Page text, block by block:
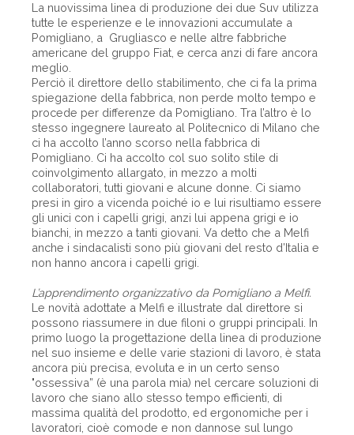
La nuovissima linea di produzione dei due Suv utilizza
tutte le esperienze e le innovazioni accumulate a
Pomigliano, a Grugliasco e nelle altre fabbriche
americane del gruppo Fiat, e cerca anzi di fare ancora
meglio.
Perciò il direttore dello stabilimento, che ci fa la prima
spiegazione della fabbrica, non perde molto tempo e
procede per differenze da Pomigliano. Tra l’altro è lo
stesso ingegnere laureato al Politecnico di Milano che
ci ha accolto l’anno scorso nella fabbrica di
Pomigliano. Ci ha accolto col suo solito stile di
coinvolgimento allargato, in mezzo a molti
collaboratori, tutti giovani e alcune donne. Ci siamo
presi in giro a vicenda poiché io e lui risultiamo essere
gli unici con i capelli grigi, anzi lui appena grigi e io
bianchi, in mezzo a tanti giovani. Va detto che a Melfi
anche i sindacalisti sono più giovani del resto d’Italia e
non hanno ancora i capelli grigi.
L’apprendimento organizzativo da Pomigliano a Melfi.
Le novità adottate a Melfi e illustrate dal direttore si
possono riassumere in due filoni o gruppi principali. In
primo luogo la progettazione della linea di produzione
nel suo insieme e delle varie stazioni di lavoro, è stata
ancora più precisa, evoluta e in un certo senso
"ossessiva” (è una parola mia) nel cercare soluzioni di
lavoro che siano allo stesso tempo efficienti, di
massima qualità del prodotto, ed ergonomiche per i
lavoratori, cioè comode e non dannose sul lungo